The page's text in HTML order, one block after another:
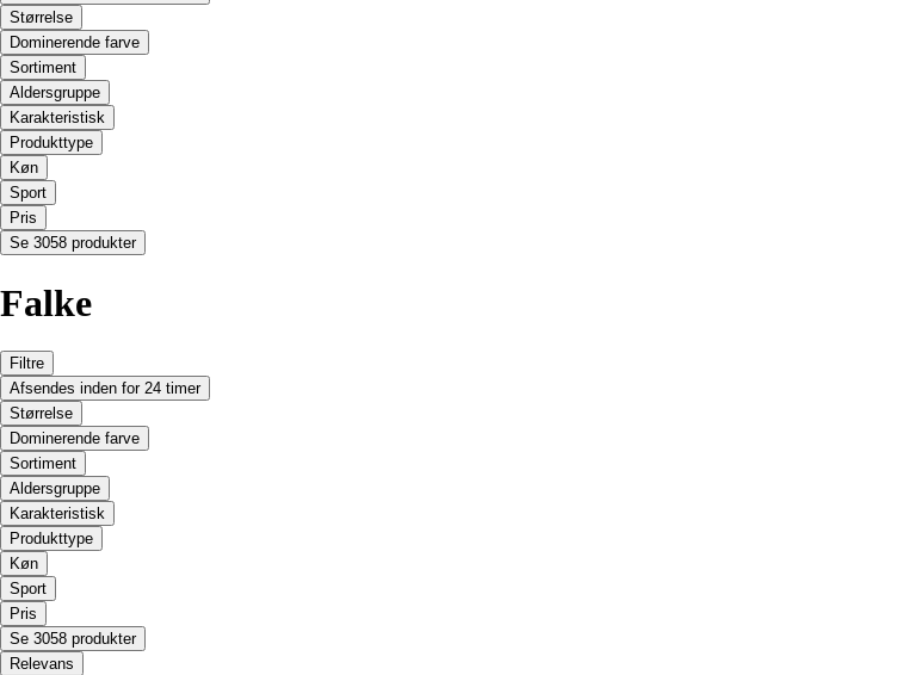
Størrelse
Dominerende farve
Sortiment
Aldersgruppe
Karakteristisk
Produkttype
Køn
Sport
Pris
Se 3058 produkter
Falke
Filtre
Afsendes inden for 24 timer
Størrelse
Dominerende farve
Sortiment
Aldersgruppe
Karakteristisk
Produkttype
Køn
Sport
Pris
Se 3058 produkter
Relevans